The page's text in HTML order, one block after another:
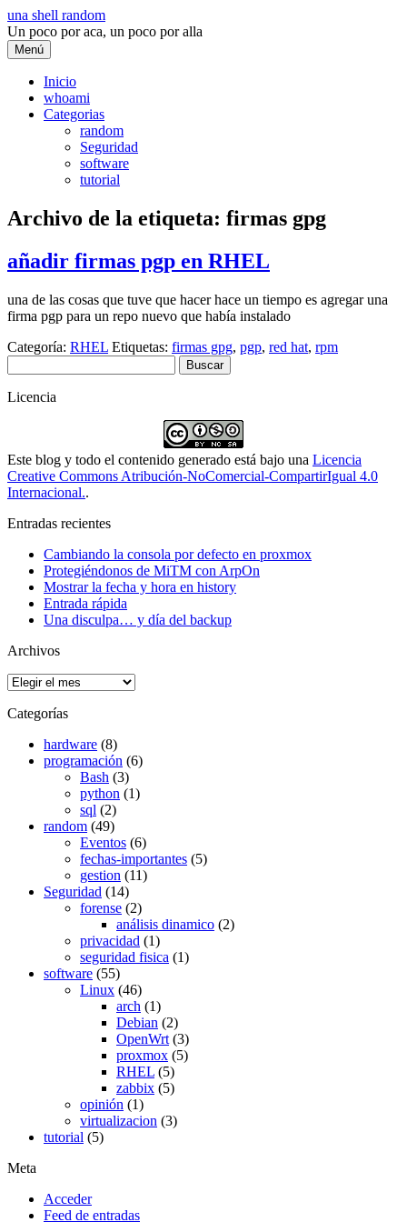
Saltar
al
contenido
una shell random
Un poco por aca, un poco por alla
Menú
Inicio
whoami
Categorias
random
Seguridad
software
tutorial
Archivo de la etiqueta: firmas gpg
añadir firmas pgp en RHEL
una de las cosas que tuve que hacer hace un tiempo es agregar una
firma pgp para un repo nuevo que había instalado
Categoría: RHEL Etiquetas: firmas gpg, pgp, red hat, rpm
Licencia
Este blog y todo el contenido generado está bajo una Licencia
Creative Commons Atribución-NoComercial-CompartirIgual 4.0
Internacional..
Entradas recientes
Cambiando la consola por defecto en proxmox
Protegiéndonos de MiTM con ArpOn
Mostrar la fecha y hora en history
Entrada rápida
Una disculpa… y día del backup
Archivos
Archivos
Categorías
hardware (8)
programación (6)
Bash (3)
python (1)
sql (2)
random (49)
Eventos (6)
fechas-importantes (5)
gestion (11)
Seguridad (14)
forense (2)
análisis dinamico (2)
privacidad (1)
seguridad fisica (1)
software (55)
Linux (46)
arch (1)
Debian (2)
OpenWrt (3)
proxmox (5)
RHEL (5)
zabbix (5)
opinión (1)
virtualizacion (3)
tutorial (5)
Meta
Acceder
Feed de entradas